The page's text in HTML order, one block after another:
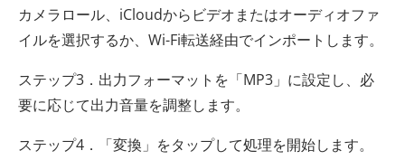
カメラロール、iCloudからビデオまたはオーディオファ
イルを選択するか、Wi-Fi転送経由でインポートします。
ステップ3．出力フォーマットを「MP3」に設定し、必
要に応じて出力音量を調整します。
ステップ4．「変換」をタップして処理を開始します。